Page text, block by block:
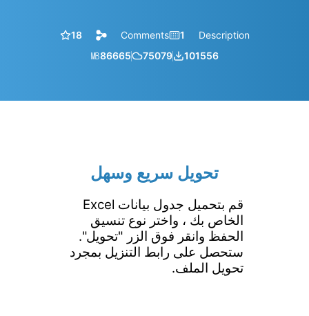
Description
1
Comments
18
101556
75079
86665
㎆︎
تحويل سريع وسهل
قم بتحميل جدول بيانات Excel
الخاص بك ، واختر نوع تنسيق
الحفظ وانقر فوق الزر "تحويل".
ستحصل على رابط التنزيل بمجرد
تحويل الملف.